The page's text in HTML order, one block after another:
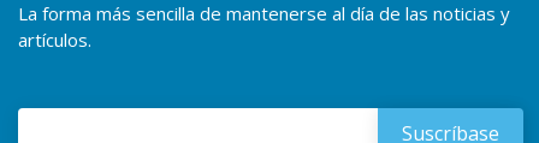
La forma más sencilla de mantenerse al día de las noticias y
artículos.